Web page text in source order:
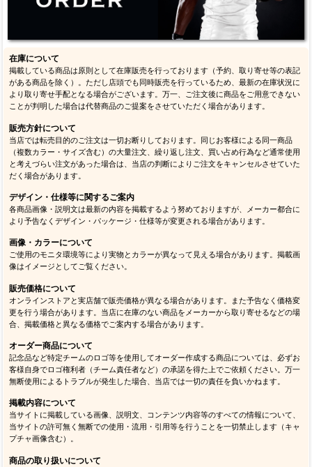
在庫について
掲載している商品は原則として在庫販売を行っております（予約、取り寄せ等の表記
がある商品を除く）。ただし店頭でも同時販売を行っているため、最新の在庫状況に
より取り寄せ手配となる場合がございます。万一、ご注文後に商品をご用意できない
ことが判明した場合は代替商品のご提案をさせていただく場合があります。
販売方針について
当店では転売目的のご注文は一切お断りしております。同じお客様による同一商品
（複数カラー・サイズ含む）の大量注文、繰り返し注文、買い占め行為など通常使用
と考えづらい注文があった場合は、当店の判断によりご注文をキャンセルさせていた
だく場合があります。
デザイン・仕様等に関するご案内
各商品画像・説明文は最新の内容を掲載するよう努めておりますが、メーカー都合に
より予告なくデザイン・パッケージ・仕様等が変更される場合があります。
画像・カラーについて
ご使用のモニタ環境等により実物とカラーが異なって見える場合があります。掲載画
像はイメージとしてご覧ください。
販売価格について
オンラインストアと実店舗で販売価格が異なる場合があります。また予告なく価格変
更を行う場合があります。当店に在庫のない商品をメーカーから取り寄せるなどの場
合、掲載価格と異なる価格でご案内する場合があります。
オーダー商品について
記念品など特定チームのロゴ等を使用してオーダー作成する商品については、必ずお
客様自身でロゴ権利者（チーム責任者など）の承諾を得た上でご依頼ください。万一
無断使用によるトラブルが発生した場合、当店では一切の責任を負いかねます。
掲載内容について
当サイトに掲載している画像、説明文、コンテンツ内容等のすべての情報について、
当サイトの許可無く無断での使用・流用・引用等を行うことを一切禁止します（キャ
プチャ画像含む）。
商品の取り扱いについて